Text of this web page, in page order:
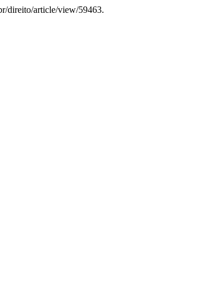
direito/article/view/59463.